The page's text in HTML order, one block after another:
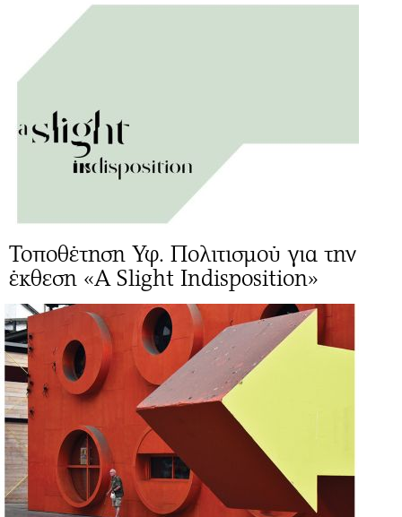
Τοποθέτηση Υφ. Πολιτισμού για την
έκθεση «A Slight Indisposition»